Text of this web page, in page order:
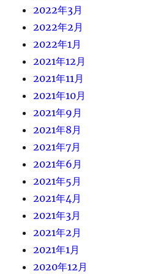
2022年3月
2022年2月
2022年1月
2021年12月
2021年11月
2021年10月
2021年9月
2021年8月
2021年7月
2021年6月
2021年5月
2021年4月
2021年3月
2021年2月
2021年1月
2020年12月